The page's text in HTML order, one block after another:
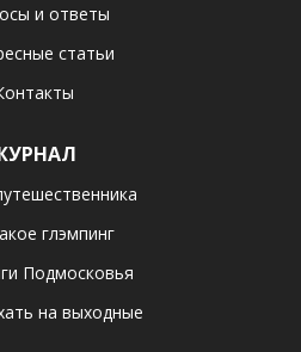
и ответы
статьи
глэмпинг
Подмосковья
на выходные